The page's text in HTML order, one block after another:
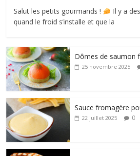
Salut les petits gourmands !
Il y a
quand le froid s’installe et que la
Dômes de saumon
25 novembre 2025
Sauce fromagère
22 juillet 2025 0